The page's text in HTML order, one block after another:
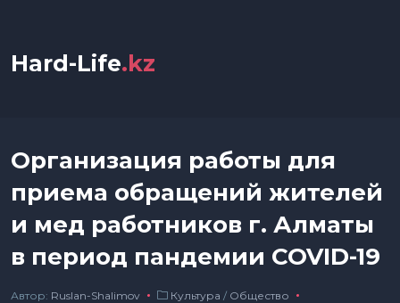
Hard-Life.kz
Организация работы для
приема обращений жителей
и мед работников г. Алматы
в период пандемии COVID-19
Автор: Ruslan-Shalimov Культура / Общество